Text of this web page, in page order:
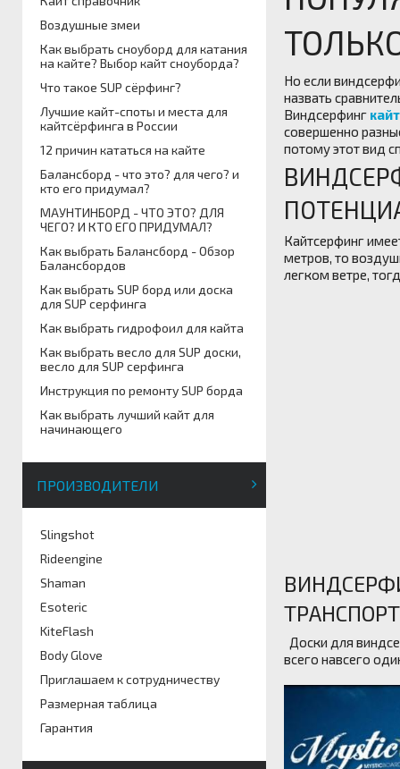
Воздушные змеи
Как выбрать сноуборд для катания
на кайте? Выбор кайт сноуборда?
Что такое SUP сёрфинг?
Лучшие кайт-споты и места для
кайтсёрфинга в России
12 причин кататься на кайте
Балансборд - что это? для чего? и
кто его придумал?
МАУНТИНБОРД - ЧТО ЭТО? ДЛЯ
ЧЕГО? И КТО ЕГО ПРИДУМАЛ?
Как выбрать Балансборд - Обзор
Балансбордов
Как выбрать SUP борд или доска
для SUP серфинга
Как выбрать гидрофоил для кайта
Как выбрать весло для SUP доски,
весло для SUP серфинга
Инструкция по ремонту SUP борда
Как выбрать лучший кайт для
начинающего
ПРОИЗВОДИТЕЛИ
Slingshot
Rideengine
Shaman
Esoteric
KiteFlash
Body Glove
Приглашаем к сотрудничеству
Размерная таблица
Гарантия
Но если
назвать
Виндсерфинг
совершенно
потому этот вид
Кайтсерфинг
метров, то
легком ветре,
Доски для
всего навсего